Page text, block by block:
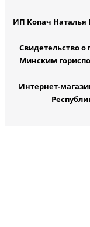
ИП Копач Наталья
Свидетельство о
Минским
Интернет-